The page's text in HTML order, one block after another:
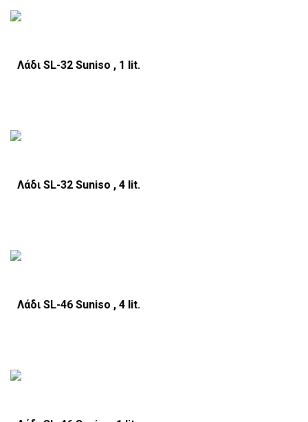
Λάδι SL-32 Suniso , 1 lit.
Λάδι SL-32 Suniso , 4 lit.
Λάδι SL-46 Suniso , 4 lit.